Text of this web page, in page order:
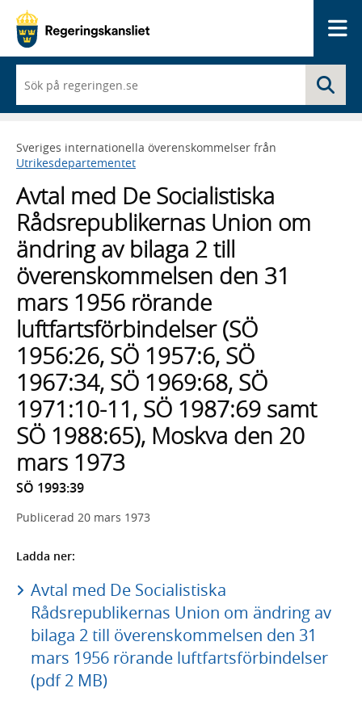
du
börjar
skriva
framträder
en
med
sökförslag
Sveriges internationella överenskommelser från
Utrikesdepartementet
Avtal med De Socialistiska
Rådsrepublikernas Union om
ändring av bilaga 2 till
överenskommelsen den 31
mars 1956 rörande
luftfartsförbindelser (SÖ
1956:26, SÖ 1957:6, SÖ
1967:34, SÖ 1969:68, SÖ
1971:10-11, SÖ 1987:69 samt
SÖ 1988:65), Moskva den 20
mars 1973
SÖ 1993:39
Publicerad 20 mars 1973
Ladda ner:
Avtal med De Socialistiska
Rådsrepublikernas Union om ändring av
bilaga 2 till överenskommelsen den 31
mars 1956 rörande luftfartsförbindelser
(pdf 2 MB)